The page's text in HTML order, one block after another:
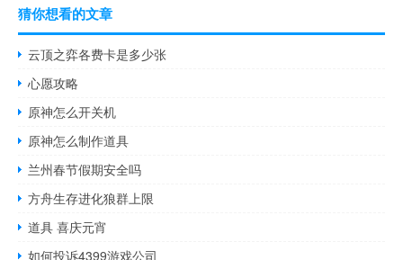
猜你想看的文章
云顶之弈各费卡是多少张
心愿攻略
原神怎么开关机
原神怎么制作道具
兰州春节假期安全吗
方舟生存进化狼群上限
道具 喜庆元宵
如何投诉4399游戏公司